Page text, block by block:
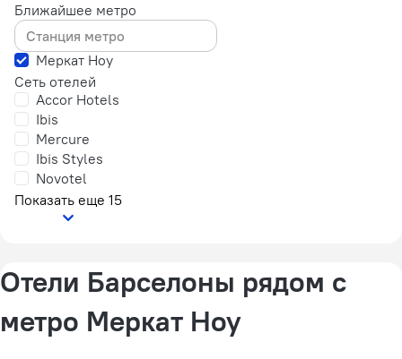
Ближайшее метро
Меркат Ноу
Сеть отелей
Accor Hotels
Ibis
Mercure
Ibis Styles
Novotel
Показать еще 15
Отели Барселоны рядом с
метро Меркат Ноу